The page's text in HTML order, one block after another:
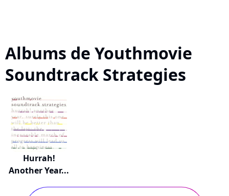
Albums de Youthmovie
Soundtrack Strategies
Hurrah!
Another Year...